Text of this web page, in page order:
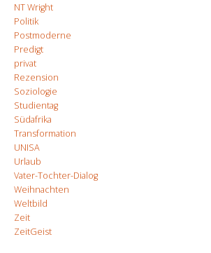
NT Wright
Politik
Postmoderne
Predigt
privat
Rezension
Soziologie
Studientag
Südafrika
Transformation
UNISA
Urlaub
Vater-Tochter-Dialog
Weihnachten
Weltbild
Zeit
ZeitGeist